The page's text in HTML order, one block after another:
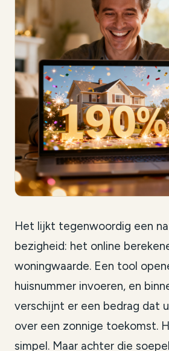
Het lijkt tegenwoordig een
bezigheid: het online
woningwaarde. Een tool
huisnummer invoeren, en
verschijnt er een bedrag dat
over een zonnige toekomst.
simpel. Maar achter die soepel